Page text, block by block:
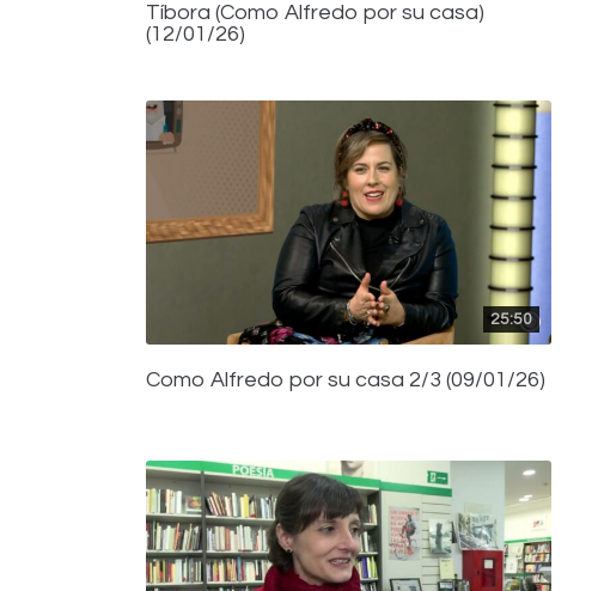
Tíbora (Como Alfredo por su casa)
(12/01/26)
25:50
Como Alfredo por su casa 2/3 (09/01/26)